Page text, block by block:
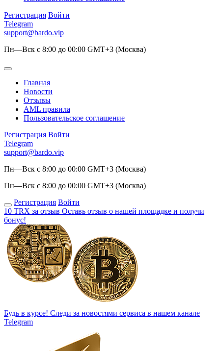
Регистрация Войти
Telegram
support@bardo.vip
Пн—Вск с 8:00 до 00:00 GMT+3 (Москва)
Главная
Новости
Отзывы
AML правила
Пользовательское соглашение
Регистрация Войти
Telegram
support@bardo.vip
Пн—Вск с 8:00 до 00:00 GMT+3 (Москва)
Пн—Вск с 8:00 до 00:00 GMT+3 (Москва)
Регистрация Войти
10 TRX за отзыв Оставь отзыв о нашей площадке и получи
бонус!
Будь в курсе! Следи за новостями сервиса в нашем канале
Telegram